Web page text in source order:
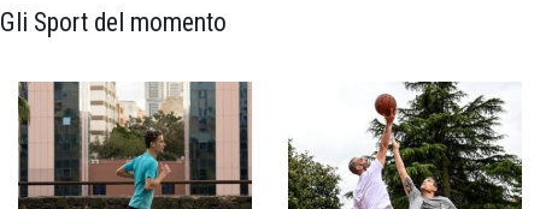
Gli Sport del momento